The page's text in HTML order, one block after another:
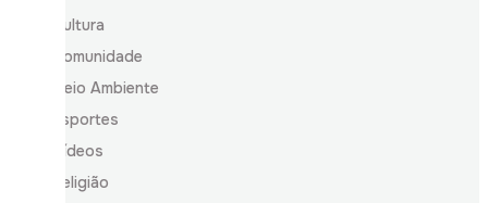
Cultura
Comunidade
Meio Ambiente
Esportes
Vídeos
Religião